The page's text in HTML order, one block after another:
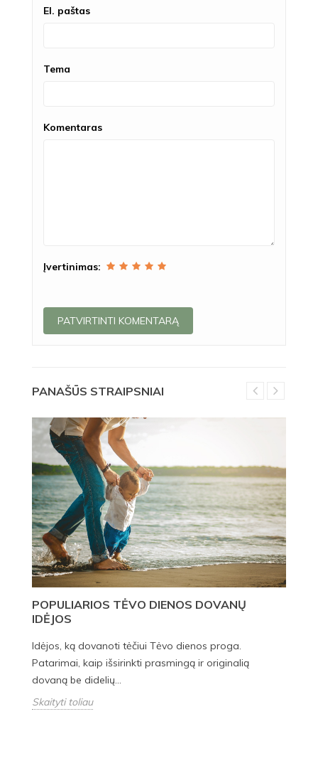
El. paštas
Tema
Komentaras
Įvertinimas:
PANAŠŪS STRAIPSNIAI
POPULIARIOS TĖVO DIENOS DOVANŲ
IDĖJOS
Idėjos, ką dovanoti tėčiui Tėvo dienos proga.
Patarimai, kaip išsirinkti prasmingą ir originalią
dovaną be didelių...
Skaityti toliau